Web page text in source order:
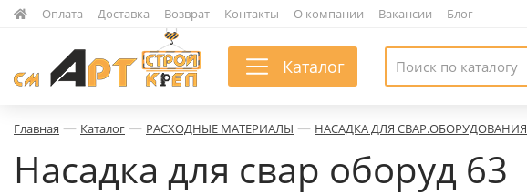
Оплата Доставка Возврат Контакты О компании Вакансии Блог
Каталог
Главная — Каталог — РАСХОДНЫЕ МАТЕРИАЛЫ — НАСАДКА ДЛЯ СВАР.ОБОРУДОВАНИЯ
Насадка для свар оборуд 63